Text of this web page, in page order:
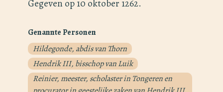
Gegeven op 10 oktober 1262.
Genannte Personen
Hildegonde, abdis van Thorn
Hendrik III, bisschop van Luik
Reinier, meester, scholaster in Tongeren en